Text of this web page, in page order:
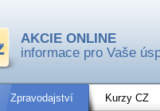
AKCIE ONLINE
informace pro Vaše
Zpravodajství Kurzy CZ